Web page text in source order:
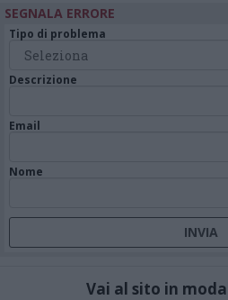
SEGNALA ERRORE
Tipo di problema
Descrizione
Email
Nome
Vai al sito in